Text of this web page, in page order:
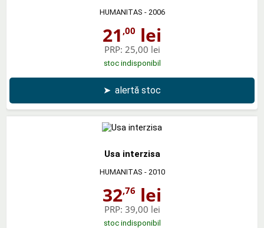
HUMANITAS - 2006
21 ,00 lei
PRP: 25,00 lei
stoc indisponibil
➤ alertă stoc
Usa interzisa
HUMANITAS - 2010
32,76 lei
PRP: 39,00 lei
stoc indisponibil